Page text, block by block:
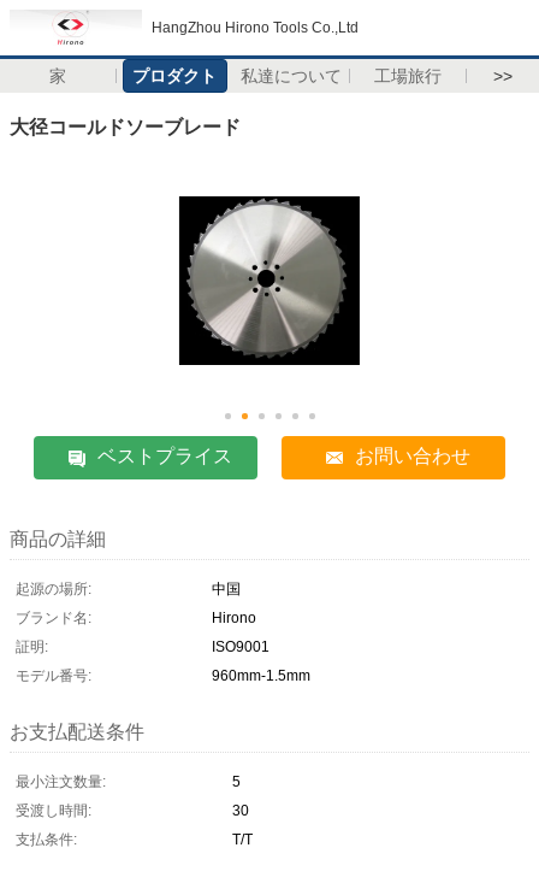
HangZhou Hirono Tools Co.,Ltd
家 プロダクト 私達について 工場旅行 >>
大径コールドソーブレード
ベストプライス お問い合わせ
商品の詳細
起源の場所:
中国
ブランド名:
Hirono
証明:
ISO9001
モデル番号:
960mm-1.5mm
お支払配送条件
最小注文数量:
5
受渡し時間:
30
支払条件:
T/T